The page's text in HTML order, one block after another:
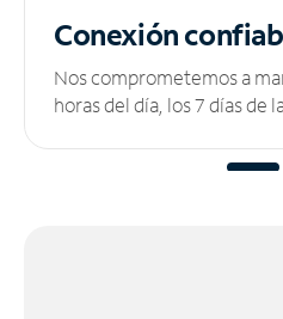
Conexión
Nos comprometemos a
horas del día, los 7 días de